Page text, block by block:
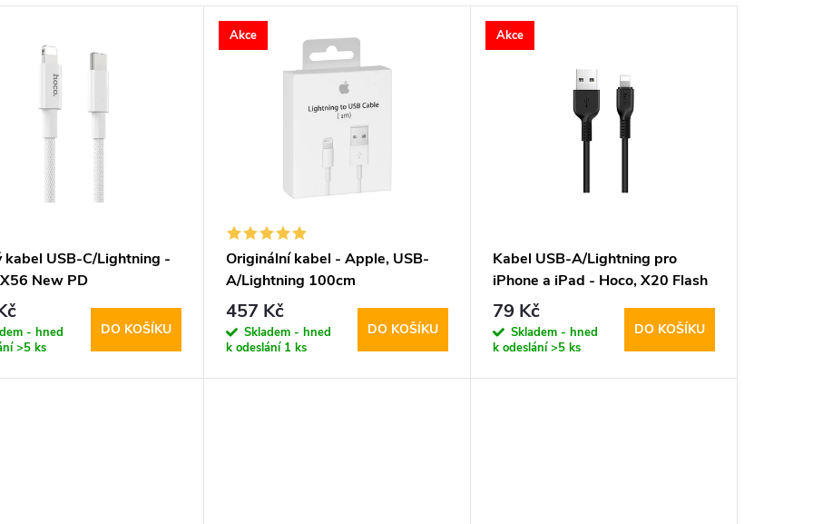
kabel USB-C/Lightning -
New PD
- hned
>5 ks
DO KOŠÍKU
Akce
Originální kabel - Apple, USB-
A/Lightning 100cm
457 Kč
Skladem - hned
k odeslání 1 ks
DO KOŠÍKU
Akce
Kabel USB-A/Lightning pro
iPhone a iPad - Hoco, X20 Flash
Black
79 Kč
Skladem - hned
k odeslání>5 ks
DO KOŠÍKU